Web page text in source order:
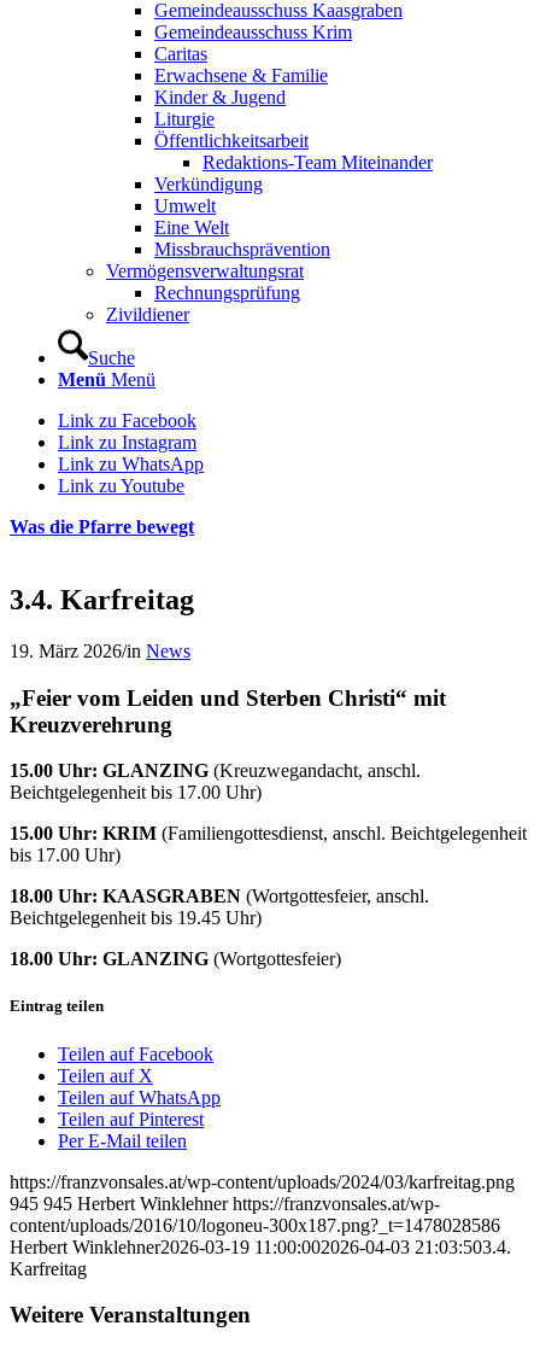
Gemeindeausschuss Kaasgraben
Gemeindeausschuss Krim
Caritas
Erwachsene & Familie
Kinder & Jugend
Liturgie
Öffentlichkeitsarbeit
Redaktions-Team Miteinander
Verkündigung
Umwelt
Eine Welt
Missbrauchsprävention
Vermögensverwaltungsrat
Rechnungsprüfung
Zivildiener
Suche
Menü Menü
Link zu Facebook
Link zu Instagram
Link zu WhatsApp
Link zu Youtube
Was die Pfarre bewegt
3.4. Karfreitag
19. März 2026/in News
„Feier vom Leiden und Sterben Christi“ mit
Kreuzverehrung
15.00 Uhr: GLANZING (Kreuzwegandacht, anschl.
Beichtgelegenheit bis 17.00 Uhr)
15.00 Uhr: KRIM (Familiengottesdienst, anschl. Beichtgelegenheit
bis 17.00 Uhr)
18.00 Uhr: KAASGRABEN (Wortgottesfeier, anschl.
Beichtgelegenheit bis 19.45 Uhr)
18.00 Uhr: GLANZING (Wortgottesfeier)
Eintrag teilen
Teilen auf Facebook
Teilen auf X
Teilen auf WhatsApp
Teilen auf Pinterest
Per E-Mail teilen
https://franzvonsales.at/wp-content/uploads/2024/03/karfreitag.png
945 945 Herbert Winklehner https://franzvonsales.at/wp-
content/uploads/2016/10/logoneu-300x187.png?_t=1478028586
Herbert Winklehner2026-03-19 11:00:002026-04-03 21:03:503.4.
Karfreitag
Weitere Veranstaltungen